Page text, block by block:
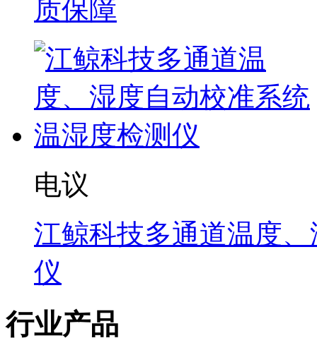
质保障
电议
江鲸科技多通道温度
仪
行业产品